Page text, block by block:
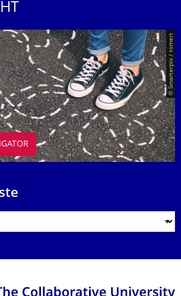
© Smarterpix / tomert